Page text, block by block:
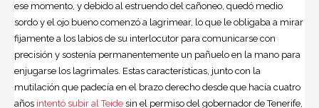
ese momento, y debido al estruendo del cañoneo, quedó medio
sordo y el ojo bueno comenzó a lagrimear, lo que le obligaba a mirar
fijamente a los labios de su interlocutor para comunicarse con
precisión y sostenía permanentemente un pañuelo en la mano para
enjugarse los lagrimales. Estas características, junto con la
mutilación que padecía en el brazo derecho desde que hacía cuatro
años intentó subir al Teide sin el permiso del gobernador de Tenerife,